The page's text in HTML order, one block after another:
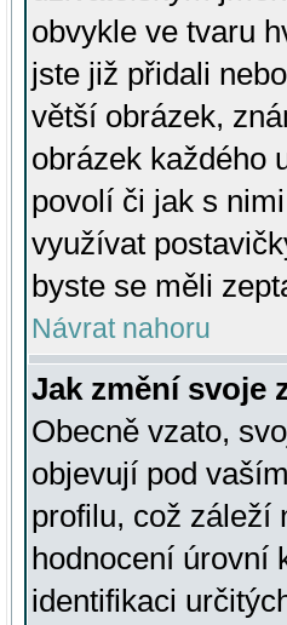
obvykle ve tvaru
jste již přidali
větší obrázek,
obrázek každého
povolí či jak s
využívat
byste se měli
Návrat nahoru
Jak změní svoje
Obecně vzato,
objevují pod
profilu, což záleží
hodnocení úrovní
identifikaci